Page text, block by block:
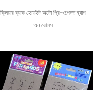
ক্লিয়ার ব্যাক হোয়াইট অটো প্রি-ওপেনড ব্যাগ
অন রোলস